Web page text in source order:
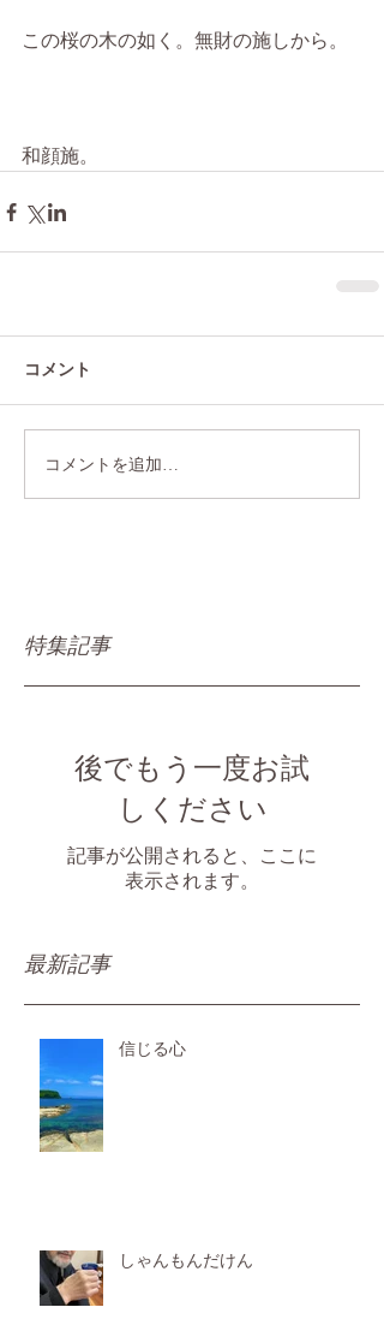
この桜の木の如く。無財の施しから。
和顔施。
コメント
コメントを追加…
特集記事
後でもう一度お試
しください
記事が公開されると、ここに
表示されます。
最新記事
信じる心
しゃんもんだけん